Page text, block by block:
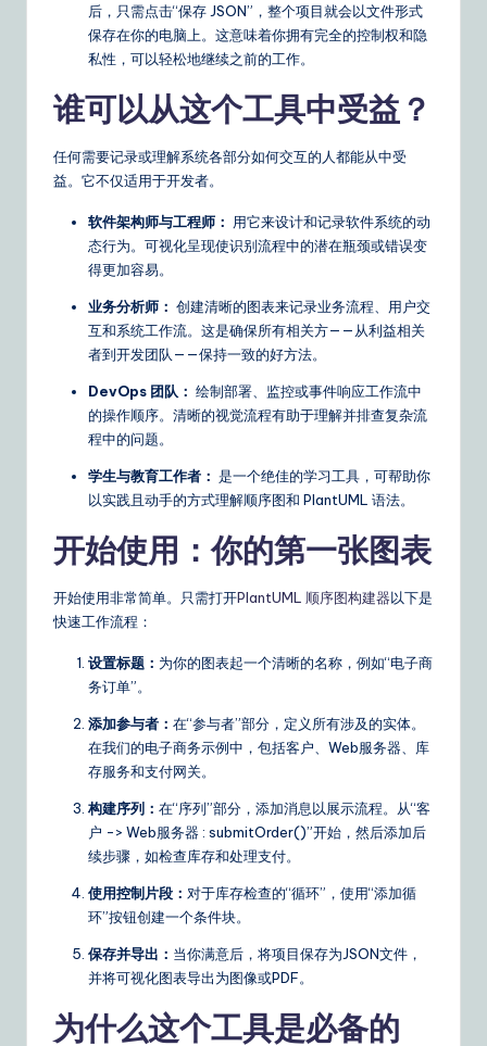
后，只需点击“保存 JSON”，整个项目就会以文件形式
保存在你的电脑上。这意味着你拥有完全的控制权和隐
私性，可以轻松地继续之前的工作。
谁可以从这个工具中受益？
任何需要记录或理解系统各部分如何交互的人都能从中受
益。它不仅适用于开发者。
软件架构师与工程师： 用它来设计和记录软件系统的动
态行为。可视化呈现使识别流程中的潜在瓶颈或错误变
得更加容易。
业务分析师： 创建清晰的图表来记录业务流程、用户交
互和系统工作流。这是确保所有相关方——从利益相关
者到开发团队——保持一致的好方法。
DevOps 团队： 绘制部署、监控或事件响应工作流中
的操作顺序。清晰的视觉流程有助于理解并排查复杂流
程中的问题。
学生与教育工作者： 是一个绝佳的学习工具，可帮助你
以实践且动手的方式理解顺序图和 PlantUML 语法。
开始使用：你的第一张图表
开始使用非常简单。只需打开PlantUML 顺序图构建器以下是
快速工作流程：
设置标题： 为你的图表起一个清晰的名称，例如“电子商
务订单”。
添加参与者： 在“参与者”部分，定义所有涉及的实体。
在我们的电子商务示例中，包括客户、Web服务器、库
存服务和支付网关。
构建序列： 在“序列”部分，添加消息以展示流程。从“客
户 -> Web服务器 : submitOrder()”开始，然后添加后
续步骤，如检查库存和处理支付。
使用控制片段： 对于库存检查的“循环”，使用“添加循
环”按钮创建一个条件块。
保存并导出： 当你满意后，将项目保存为JSON文件，
并将可视化图表导出为图像或PDF。
为什么这个工具是必备的